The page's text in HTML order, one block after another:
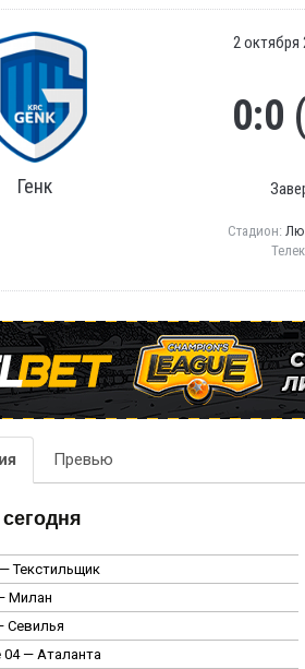
Генк
2 октября
0:0
Стадион:
Превью
Текстильщик
Милан
Севилья
— Аталанта